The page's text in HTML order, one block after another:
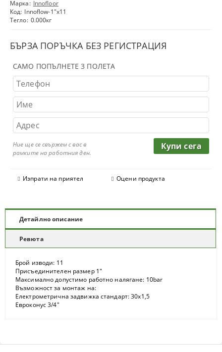
Марка: Innofloor
Код: Innoflow-1"х11
Тегло: 0.000кг
БЪРЗА ПОРЪЧКА БЕЗ РЕГИСТРАЦИЯ
САМО ПОПЪЛНЕТЕ 3 ПОЛЕТА
Ние ще се свържем с вас в
рамките на работния ден.
Изпрати на приятел Оцени продукта
Детайлно описание
Ревюта
Брой изводи: 11
Присъединителен размер 1"
Максимално допустимо работно налягане: 10bar
Възможност за монтаж на:
Електрометрична задвижка стандарт: 30х1,5
Евроконус 3/4"